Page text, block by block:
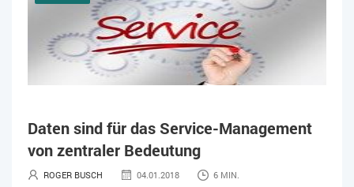
Daten sind für das Service-Management
von zentraler Bedeutung
ROGER BUSCH 04.01.2018 6 MIN.